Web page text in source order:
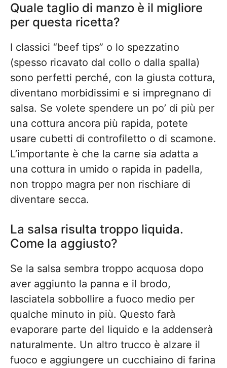
Quale taglio di manzo è il migliore
per questa ricetta?
I classici “beef tips” o lo spezzatino
(spesso ricavato dal collo o dalla spalla)
sono perfetti perché, con la giusta cottura,
diventano morbidissimi e si impregnano di
salsa. Se volete spendere un po’ di più per
una cottura ancora più rapida, potete
usare cubetti di controfiletto o di scamone.
L’importante è che la carne sia adatta a
una cottura in umido o rapida in padella,
non troppo magra per non rischiare di
diventare secca.
La salsa risulta troppo liquida.
Come la aggiusto?
Se la salsa sembra troppo acquosa dopo
aver aggiunto la panna e il brodo,
lasciatela sobbollire a fuoco medio per
qualche minuto in più. Questo farà
evaporare parte del liquido e la addenserà
naturalmente. Un altro trucco è alzare il
fuoco e aggiungere un cucchiaino di farina